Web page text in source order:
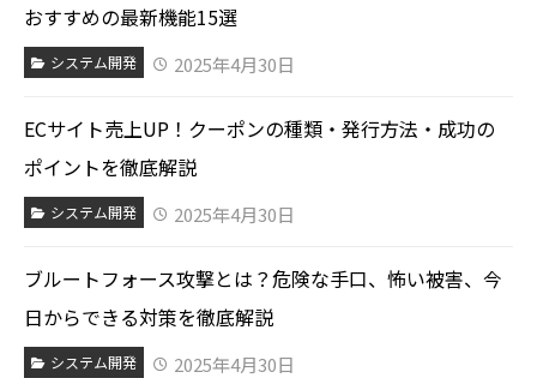
おすすめの最新機能15選
システム開発 2025年4月30日
ECサイト売上UP！クーポンの種類・発行方法・成功の
ポイントを徹底解説
システム開発 2025年4月30日
ブルートフォース攻撃とは？危険な手口、怖い被害、今
日からできる対策を徹底解説
システム開発 2025年4月30日